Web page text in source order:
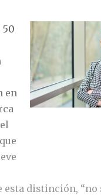
50
en
esta distinción, “no